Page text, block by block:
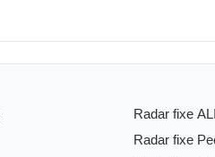
Radar fixe